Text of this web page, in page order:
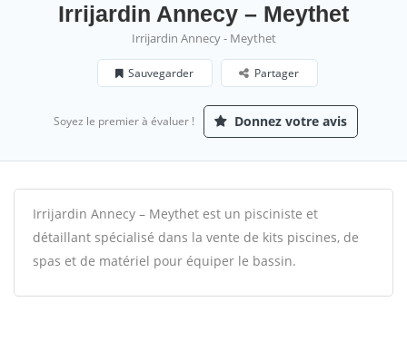
Irrijardin Annecy – Meythet
Irrijardin Annecy - Meythet
Sauvegarder Partager
Soyez le premier à évaluer ! Donnez votre avis
Irrijardin Annecy – Meythet est un pisciniste et
détaillant spécialisé dans la vente de kits piscines, de
spas et de matériel pour équiper le bassin.